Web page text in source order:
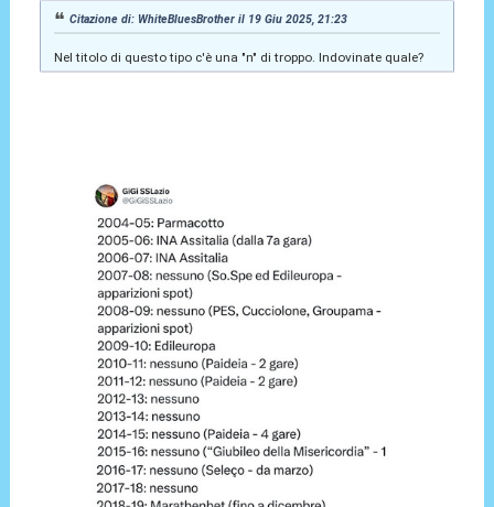
Citazione di: WhiteBluesBrother il 19 Giu 2025, 21:23
Nel titolo di questo tipo c'è una "n" di troppo. Indovinate quale?